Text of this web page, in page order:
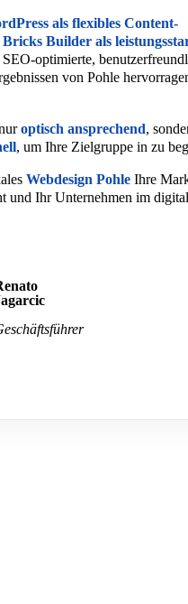
als flexibles Content-
Bricks Builder als
optimierte,
von Pohle
optisch ansprechend,
, um Ihre Zielgruppe in zu
Webdesign Pohle Ihre
und Ihr Unternehmen im
in